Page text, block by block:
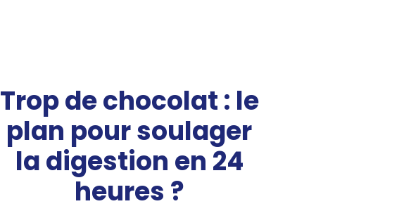
Trop de chocolat : le
plan pour soulager
la digestion en 24
heures ?